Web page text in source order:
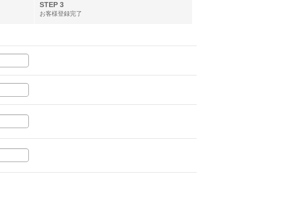
STEP 3
お客様登録完了